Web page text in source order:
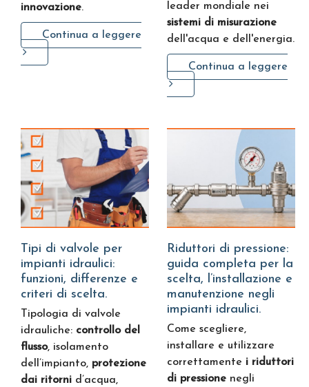
innovazione.
Continua a leggere
leader mondiale nei
sistemi di misurazione
dell'acqua e dell'energia.
Continua a leggere
Tipi di valvole per
impianti idraulici:
funzioni, differenze e
criteri di scelta.
Tipologia di valvole
idrauliche: controllo del
flusso, isolamento
dell’impianto, protezione
dai ritorni d’acqua,
Riduttori di pressione:
guida completa per la
scelta, l’installazione e
manutenzione negli
impianti idraulici.
Come scegliere,
installare e utilizzare
correttamente i riduttori
di pressione negli